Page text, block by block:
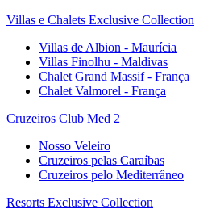
Villas e Chalets Exclusive Collection
Villas de Albion - Maurícia
Villas Finolhu - Maldivas
Chalet Grand Massif - França
Chalet Valmorel - França
Cruzeiros Club Med 2
Nosso Veleiro
Cruzeiros pelas Caraíbas
Cruzeiros pelo Mediterrâneo
Resorts Exclusive Collection